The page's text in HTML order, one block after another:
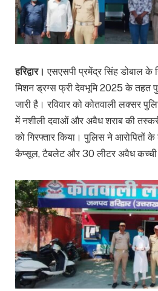
हरिद्वार।एसएसपी प्रमेंद्र सिंह डोबाल के
मिशन ड्रग्स फ्री देवभूमि 2025 के तहत
जारी है। रविवार को कोतवाली लक्सर
में नशीली दवाओं और अवैध शराब की
को गिरफ्तार किया। पुलिस ने
कैप्सूल, टैबलेट और 30 लीटर अवैध कच्ची